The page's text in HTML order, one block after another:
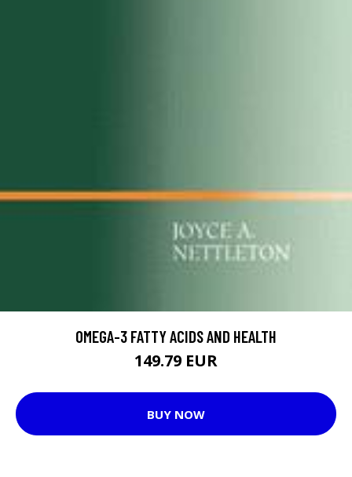
OMEGA-3 FATTY ACIDS AND HEALTH
149.79 EUR
BUY NOW